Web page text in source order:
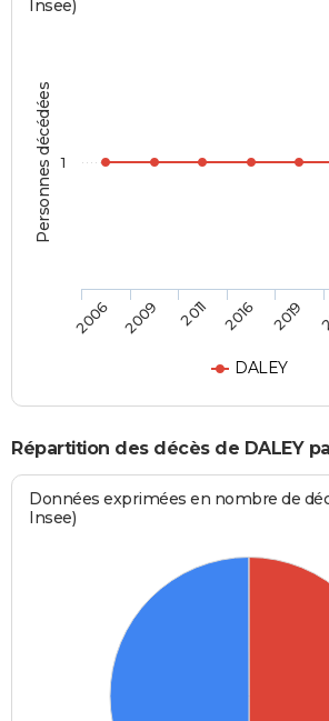
Personnes décédées
Insee)
DALEY
2006 2009 2011 2016 2019
1
Répartition des décès de DALEY
Données exprimées en nombre de
Insee)